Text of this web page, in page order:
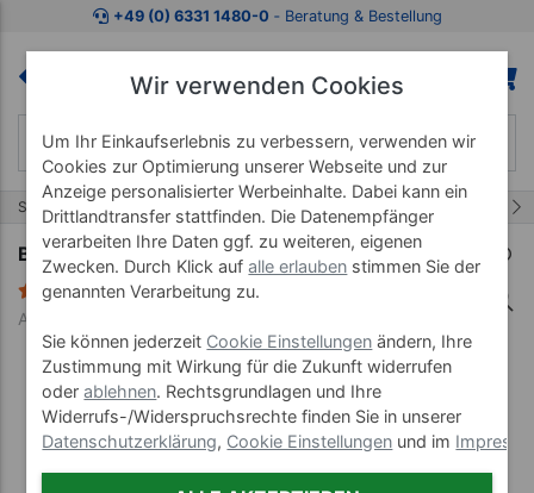
Zum Kaufbereich springen Zur Produktbeschreibung
+49 (0) 6331 1480-0 ‐ Beratung & Bestellung
Start Lehrmittel Anatomische Modelle
Bandscheiben-Vorfall-Simulator
2 Bewertungen
Art-Nr. 25214
Wir verwenden Cookies
Um Ihr Einkaufserlebnis zu verbessern, verwenden wir
Cookies zur Optimierung unserer Webseite und zur
Anzeige personalisierter Werbeinhalte. Dabei kann ein
Drittlandtransfer stattfinden. Die Datenempfänger
verarbeiten Ihre Daten ggf. zu weiteren, eigenen
Zwecken. Durch Klick aufalle erlauben stimmen Sie der
genannten Verarbeitung zu.
Sie können jederzeit Cookie Einstellungen ändern, Ihre
Zustimmung mit Wirkung für die Zukunft widerrufen
oderablehnen. Rechtsgrundlagen und Ihre
Widerrufs-/Widerspruchsrechte finden Sie in unserer
Datenschutzerklärung, Cookie Einstellungen und im